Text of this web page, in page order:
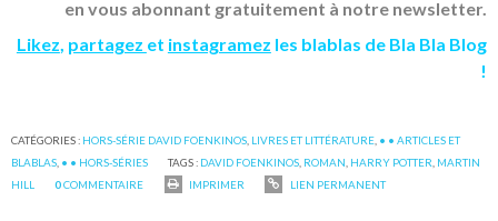
en vous abonnant gratuitement à notre newsletter.
Likez partagez et instagramez les blablas de Bla Bla Blog
!
CATÉGORIES : HORS-SÉRIE DAVID FOENKINOS LIVRES ET LITTÉRATURE • • ARTICLES ET
BLABLAS • • HORS-SÉRIES TAGS : DAVID FOENKINOS ROMAN HARRY POTTER MARTIN
HILL
0COMMENTAIRE IMPRIMER LIEN PERMANENT